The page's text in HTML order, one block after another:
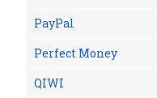
PayPal
Perfect Money
QIWI